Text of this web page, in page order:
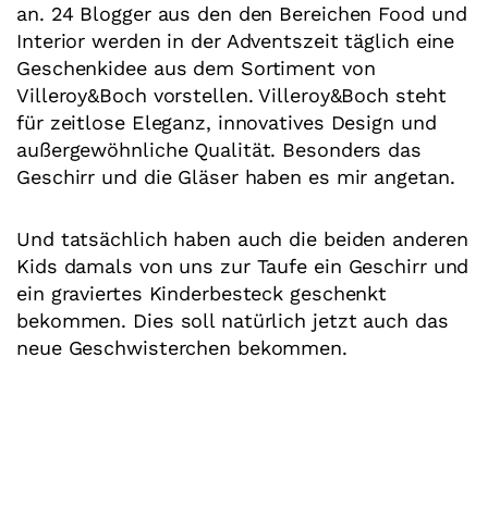
an. 24 Blogger aus den den Bereichen Food und
Interior werden in der Adventszeit täglich eine
Geschenkidee aus dem Sortiment von
Villeroy&Boch vorstellen. Villeroy&Boch steht
für zeitlose Eleganz, innovatives Design und
außergewöhnliche Qualität. Besonders das
Geschirr und die Gläser haben es mir angetan.
Und tatsächlich haben auch die beiden anderen
Kids damals von uns zur Taufe ein Geschirr und
ein graviertes Kinderbesteck geschenkt
bekommen. Dies soll natürlich jetzt auch das
neue Geschwisterchen bekommen.